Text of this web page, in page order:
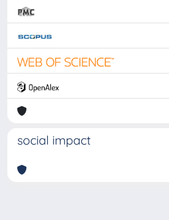
social impact